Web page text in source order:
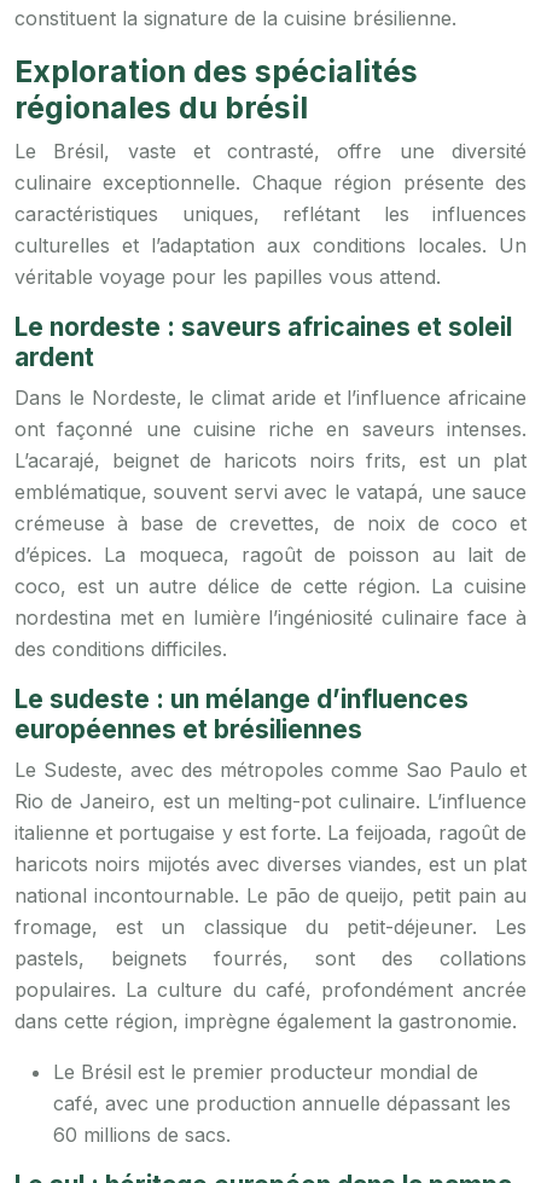
constituent la signature de la cuisine brésilienne.
Exploration des spécialités
régionales du brésil
Le Brésil, vaste et contrasté, offre une diversité
culinaire exceptionnelle. Chaque région présente des
caractéristiques uniques, reflétant les influences
culturelles et l’adaptation aux conditions locales. Un
véritable voyage pour les papilles vous attend.
Le nordeste : saveurs africaines et soleil
ardent
Dans le Nordeste, le climat aride et l’influence africaine
ont façonné une cuisine riche en saveurs intenses.
L’acarajé, beignet de haricots noirs frits, est un plat
emblématique, souvent servi avec le vatapá, une sauce
crémeuse à base de crevettes, de noix de coco et
d’épices. La moqueca, ragoût de poisson au lait de
coco, est un autre délice de cette région. La cuisine
nordestina met en lumière l’ingéniosité culinaire face à
des conditions difficiles.
Le sudeste : un mélange d’influences
européennes et brésiliennes
Le Sudeste, avec des métropoles comme Sao Paulo et
Rio de Janeiro, est un melting-pot culinaire. L’influence
italienne et portugaise y est forte. La feijoada, ragoût de
haricots noirs mijotés avec diverses viandes, est un plat
national incontournable. Le pão de queijo, petit pain au
fromage, est un classique du petit-déjeuner. Les
pastels, beignets fourrés, sont des collations
populaires. La culture du café, profondément ancrée
dans cette région, imprègne également la gastronomie.
Le Brésil est le premier producteur mondial de
café, avec une production annuelle dépassant les
60 millions de sacs.